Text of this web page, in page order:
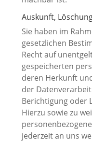
Auskunft,
Sie haben im
gesetzlichen
Recht auf
gespeicherten
deren Herkunft
der
Berichtigung oder
Hierzu sowie zu
jederzeit an uns